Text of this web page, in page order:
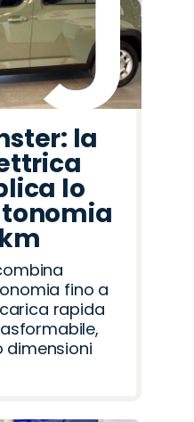
la
lo
fino a
rapida
dimensioni